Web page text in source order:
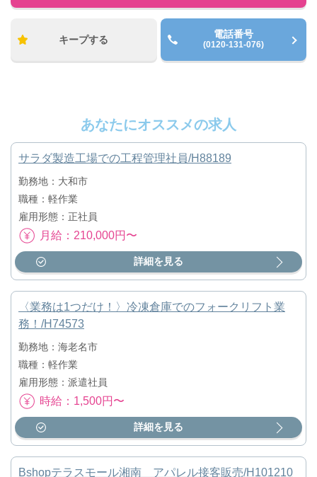
キープする 電話番号
(0120-131-076)
あなたにオススメの求人
サラダ製造工場での工程管理社員/H88189
勤務地：大和市
職種：軽作業
雇用形態：正社員
月給：210,000円〜
詳細を見る
〈業務は1つだけ！〉冷凍倉庫でのフォークリフト業
務！/H74573
勤務地：海老名市
職種：軽作業
雇用形態：派遣社員
時給：1,500円〜
詳細を見る
Bshopテラスモール湘南 アパレル接客販売/H101210